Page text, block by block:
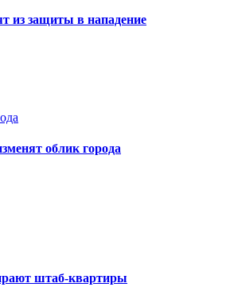
из защиты в нападение
облик города
штаб-квартиры